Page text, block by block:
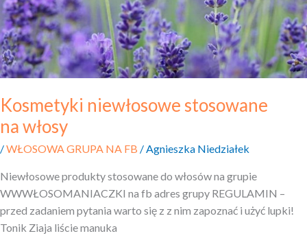
Kosmetyki niewłosowe stosowane
na włosy
/WŁOSOWA GRUPA NA FB / Agnieszka Niedziałek
Niewłosowe produkty stosowane do włosów na grupie
WWWŁOSOMANIACZKI na fb adres grupy REGULAMIN –
przed zadaniem pytania warto się z z nim zapoznać i użyć lupki!
Tonik Ziaja liście manuka